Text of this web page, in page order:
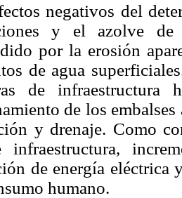
negativos del
y el azolve
por la erosión
de agua
de infraestructura
de los
y drenaje. Como
de energía eléctrica
humano.